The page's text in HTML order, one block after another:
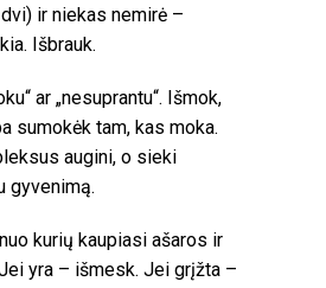
ir niekas nemirė –
Išbrauk.
ar „nesuprantu“. Išmok,
sumokėk tam, kas moka.
augini, o sieki
gyvenimą.
kurių kaupiasi ašaros ir
yra – išmesk. Jei grįžta –